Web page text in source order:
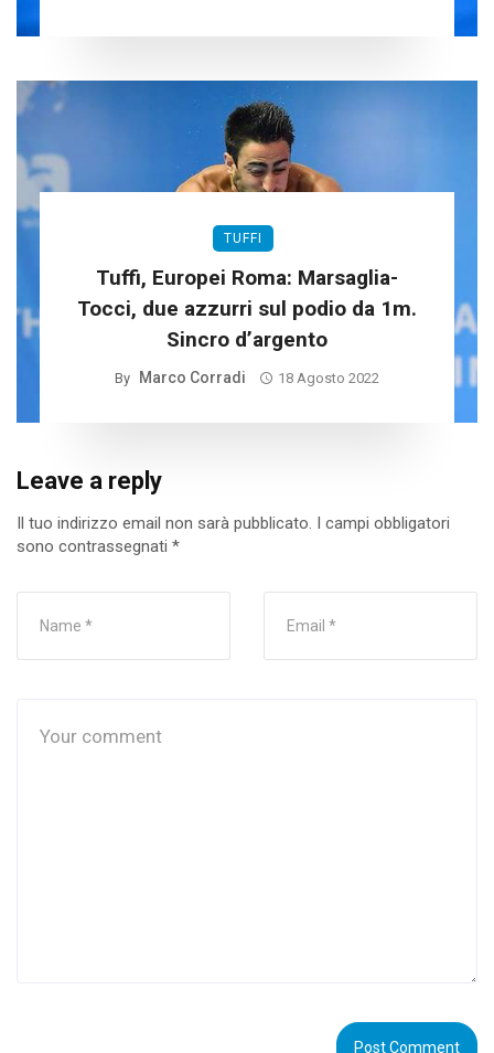
TUFFI
Tuffi, Europei Roma: Marsaglia-
Tocci, due azzurri sul podio da 1m.
Sincro d’argento
By Marco Corradi 18 Agosto 2022
Leave a reply
Il tuo indirizzo email non sarà pubblicato. I campi obbligatori
sono contrassegnati *